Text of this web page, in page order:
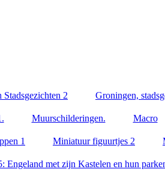
Stadsgezichten 2 Groningen,
Muurschilderingen. Macro
1 Miniatuur figuurtjes 2
Engeland met zijn Kastelen en hun